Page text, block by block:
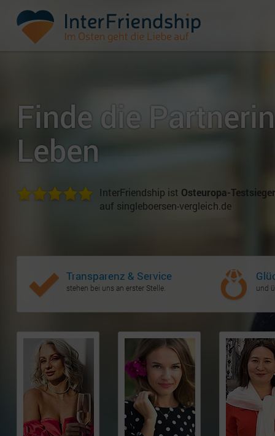
Finde die
Leben
InterFriendship ist Osteuropa-Testsieger
auf singleboersen-vergleich.de
Transparenz & Service
stehen bei uns an erster Stelle. und